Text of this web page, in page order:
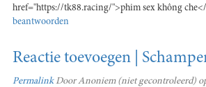
href="https://tk88.racing/">phim sex không
beantwoorden
Reactie toevoegen |
PermalinkDoorAnoniem (niet gecontroleerd)